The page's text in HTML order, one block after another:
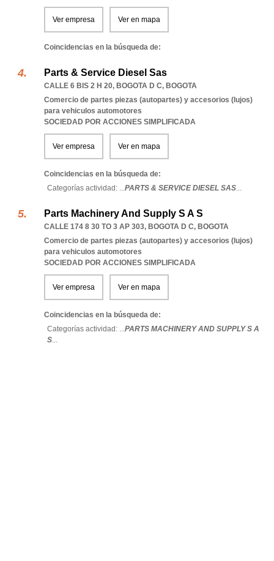
Ver empresa Ver en mapa
Coincidencias en la búsqueda de:
Parts & Service Diesel Sas
CALLE 6 BIS 2 H 20, BOGOTA D C, BOGOTA
Comercio de partes piezas (autopartes) y accesorios (lujos)
para vehiculos automotores
SOCIEDAD POR ACCIONES SIMPLIFICADA
Ver empresa Ver en mapa
Coincidencias en la búsqueda de:
Categorías actividad: ...PARTS & SERVICE DIESEL SAS...
Parts Machinery And Supply S A S
CALLE 174 8 30 TO 3 AP 303, BOGOTA D C, BOGOTA
Comercio de partes piezas (autopartes) y accesorios (lujos)
para vehiculos automotores
SOCIEDAD POR ACCIONES SIMPLIFICADA
Ver empresa Ver en mapa
Coincidencias en la búsqueda de:
Categorías actividad: ...PARTS MACHINERY AND SUPPLY S A
S...